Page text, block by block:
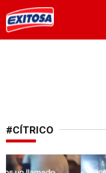
#CÍTRICO
Tendencia en TikTok